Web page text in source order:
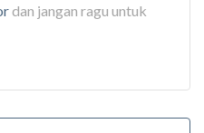
dan jangan ragu untuk